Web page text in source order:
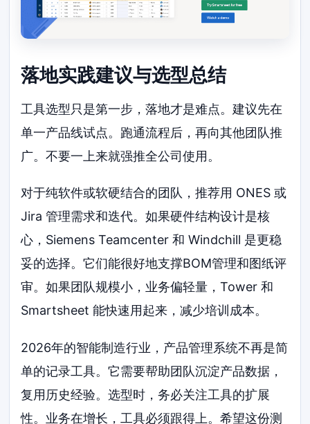
落地实践建议与选型总结
工具选型只是第一步，落地才是难点。建议先在
单一产品线试点。跑通流程后，再向其他团队推
广。不要一上来就强推全公司使用。
对于纯软件或软硬结合的团队，推荐用 ONES 或
Jira 管理需求和迭代。如果硬件结构设计是核
心，Siemens Teamcenter 和 Windchill 是更稳
妥的选择。它们能很好地支撑BOM管理和图纸评
审。如果团队规模小，业务偏轻量，Tower 和
Smartsheet 能快速用起来，减少培训成本。
2026年的智能制造行业，产品管理系统不再是简
单的记录工具。它需要帮助团队沉淀产品数据，
复用历史经验。选型时，务必关注工具的扩展
性。业务在增长，工具必须跟得上。希望这份测